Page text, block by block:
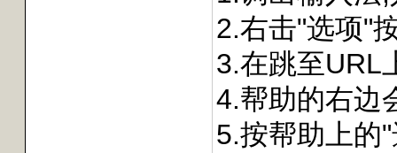
2.右击"选项"
3.在跳至URL
4.帮助的右边
5.按帮助上的